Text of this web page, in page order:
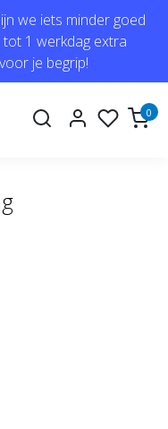
we iets minder goed
1 werkdag extra
je begrip!
0